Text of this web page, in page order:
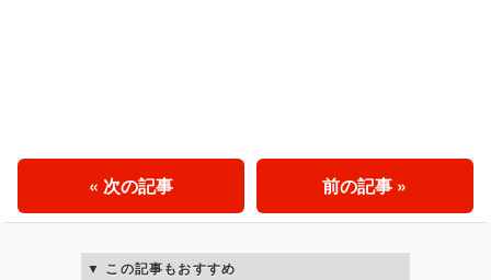
前の記事 »
« 次の記事
この記事もおすすめ